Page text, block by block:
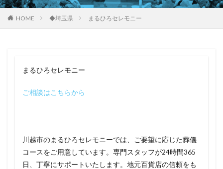
HOME ◆埼玉県 まるひろセレモニー
まるひろセレモニー
ご相談はこちらから
川越市のまるひろセレモニーでは、ご要望に応じた葬儀
コースをご用意しています。専門スタッフが24時間365
日、丁寧にサポートいたします。地元百貨店の信頼をも